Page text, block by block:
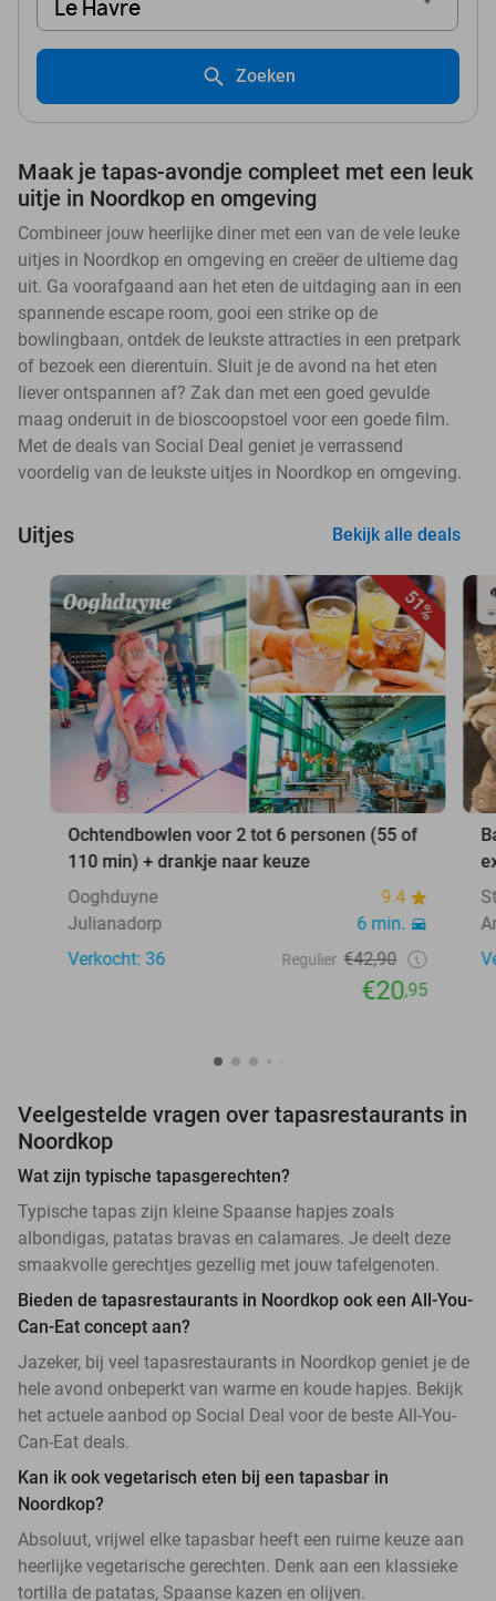
Le Havre
Zoeken
Maak je tapas-avondje compleet met een leuk
uitje in Noordkop en omgeving
Combineer jouw heerlijke diner met een van de vele leuke
uitjes in Noordkop en omgeving en creëer de ultieme dag
uit. Ga voorafgaand aan het eten de uitdaging aan in een
spannende escape room, gooi een strike op de
bowlingbaan, ontdek de leukste attracties in een pretpark
of bezoek een dierentuin. Sluit je de avond na het eten
liever ontspannen af? Zak dan met een goed gevulde
maag onderuit in de bioscoopstoel voor een goede film.
Met de deals van Social Deal geniet je verrassend
voordelig van de leukste uitjes in Noordkop en omgeving.
Uitjes Bekijk alle deals
51%
Ochtendbowlen voor 2 tot 6 personen (55 of
110 min) + drankje naar keuze
Ooghduyne
9.4
Julianadorp
6 min.
Verkocht: 36
Regulier €42,90
€20,95
Veelgestelde vragen over tapasrestaurants in
Noordkop
Wat zijn typische tapasgerechten?
Typische tapas zijn kleine Spaanse hapjes zoals
albondigas, patatas bravas en calamares. Je deelt deze
smaakvolle gerechtjes gezellig met jouw tafelgenoten.
Bieden de tapasrestaurants in Noordkop ook een All-You-
Can-Eat concept aan?
Jazeker, bij veel tapasrestaurants in Noordkop geniet je de
hele avond onbeperkt van warme en koude hapjes. Bekijk
het actuele aanbod op Social Deal voor de beste All-You-
Can-Eat deals.
Kan ik ook vegetarisch eten bij een tapasbar in
Noordkop?
Absoluut, vrijwel elke tapasbar heeft een ruime keuze aan
heerlijke vegetarische gerechten. Denk aan een klassieke
tortilla de patatas, Spaanse kazen en olijven.